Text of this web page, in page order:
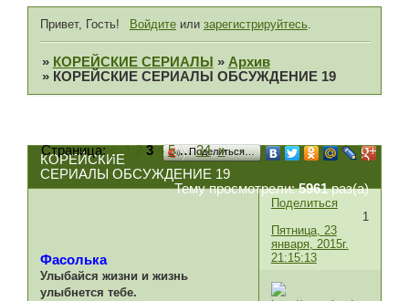
Привет, Гость! Войдитеили зарегистрируйтесь.
» КОРЕЙСКИЕ СЕРИАЛЫ » Архив
» КОРЕЙСКИЕ СЕРИАЛЫ ОБСУЖДЕНИЕ 19
Поделиться…
КОРЕЙСКИЕ
СЕРИАЛЫ ОБСУЖДЕНИЕ 19
Тему просмотрели:5961раз(а)
Страница:« 1 2 3 4 5 … 34 »
Поделиться
1
Пятница, 23
января, 2015г.
21:15:13
Фасолька
Улыбайся жизни и жизнь
улыбнется тебе.